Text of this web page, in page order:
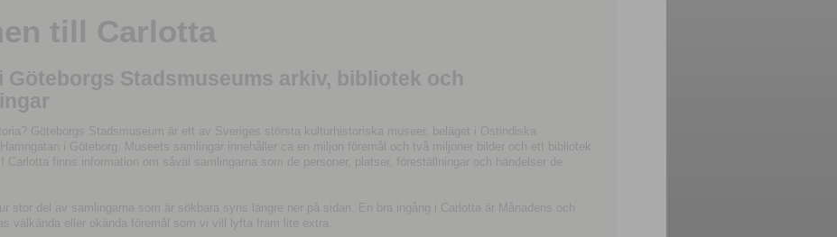
till Carlotta
Göteborgs Stadsmuseums arkiv, bibliotek och
Göteborgs Stadsmuseum är ett av Sveriges största kulturhistoriska museer, beläget i Ostindiska
i Göteborg. Museets samlingar innehåller ca en miljon föremål och två miljoner bilder och ett bibliotek
Carlotta finns information om såväl samlingarna som de personer, platser, föreställningar och händelser de
stor del av samlingarna som är sökbara syns längre ner på sidan. En bra ingång i Carlotta är Månadens och
välkända eller okända föremål som vi vill lyfta fram lite extra.